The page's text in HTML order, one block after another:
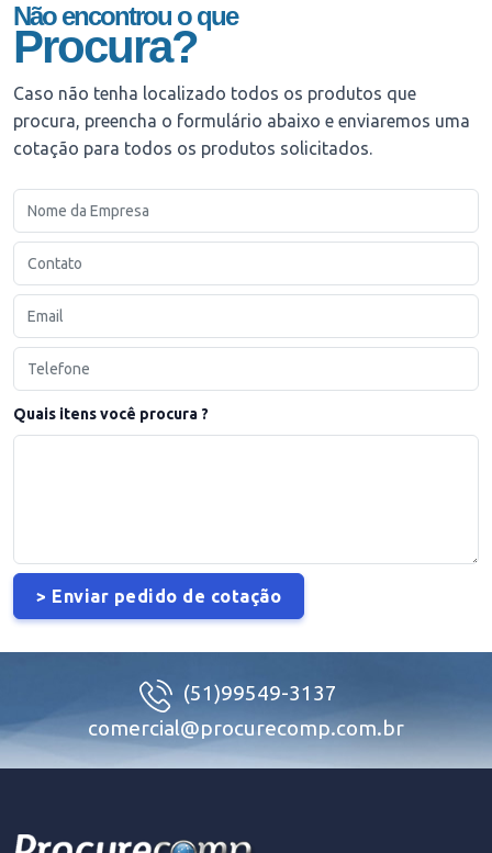
Não encontrou o que
Procura?
Caso não tenha localizado todos os produtos que
procura, preencha o formulário abaixo e enviaremos uma
cotação para todos os produtos solicitados.
Quais itens você procura ?
(51)99549-3137
comercial@procurecomp.com.br